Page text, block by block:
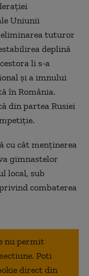
Uniunii
tuturor
deplină
li s-a
şi a imnului
în România.
din partea Rusiei
cu cât menţinerea
gimnastelor
local, sub
combaterea
nu permit
Poti
direct din